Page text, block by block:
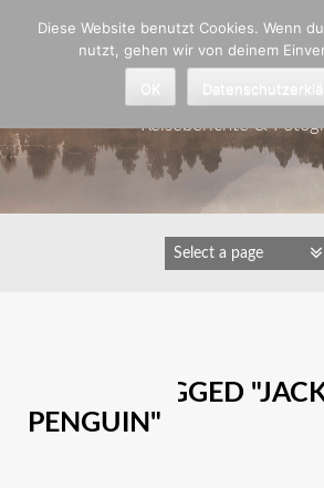
Astrid
Reiseberichte &
IMAGES TAGGED
PENGUIN"
Diese Website benutzt Cookies. Wenn
nutzt, gehen wir von deinem